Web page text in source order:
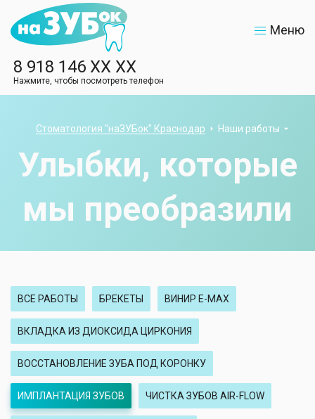
Меню
8 918 146 XX XX
Нажмите, чтобы посмотреть телефон
Стоматология "наЗУБок" Краснодар Наши работы
Улыбки, которые
мы преобразили
ВСЕ РАБОТЫ БРЕКЕТЫ ВИНИР Е-МАХ
ВКЛАДКА ИЗ ДИОКСИДА ЦИРКОНИЯ
ВОССТАНОВЛЕНИЕ ЗУБА ПОД КОРОНКУ
ИМПЛАНТАЦИЯ ЗУБОВ ЧИСТКА ЗУБОВ AIR-FLOW